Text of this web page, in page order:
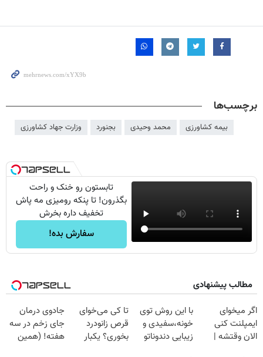
برچسب‌ها
بیمه کشاورزی محمد وحیدی بجنورد وزارت جهاد کشاورزی
تابستون رو خنک و راحت
بگذرون! تا پنکه رومیزی مه پاش
تخفیف داره بخرش
سفارش بده!
مطالب پیشنهادی
اگر میخوای
ایمپلنت کنی
الان وقتشه |
با این روش توی
خونه،سفیدی و
زیبایی دندوناتو
تا کی می‌خوای
قرص زانودرد
بخوری؟ یکبار
جادوی درمان
جای زخم در سه
هفته! (همین